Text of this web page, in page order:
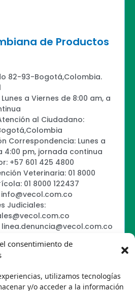
consentimiento de
utilizamos tecnologías
y/o acceder a la información
de Productos
82-93-Bogotá,Colombia.
a Viernes de 8:00 am, a
al Ciudadano:
Correspondencia: Lunes a
4:00 pm, jornada continua
+57 601 425 4800
Veterinaria: 01 8000
01 8000 122437
Judiciales:
Condiciones de Uso
de Datos Personales VECOL